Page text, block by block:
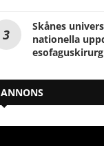
Skånes
nationella
ANNONS